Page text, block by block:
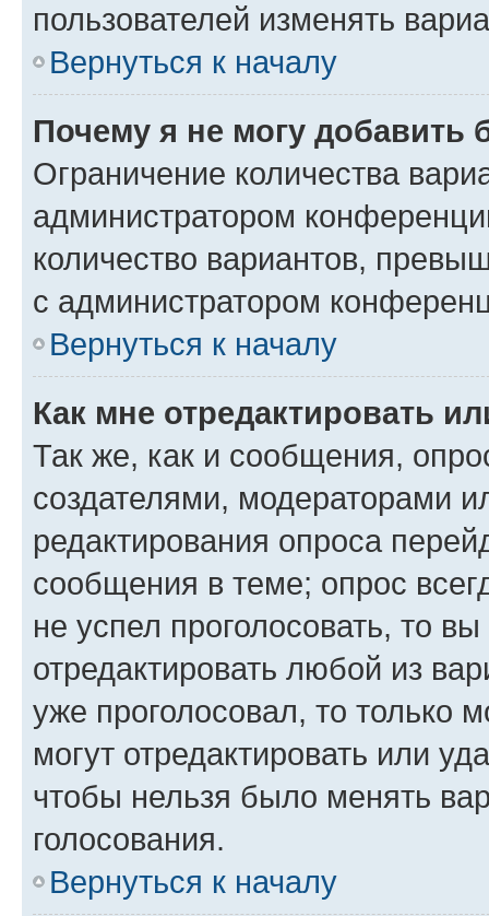
пользователей изменять
Вернуться к началу
Почему я не могу добавить
Ограничение количества
администратором
количество вариантов,
с администратором
Вернуться к началу
Как мне отредактировать
Так же, как и сообщения,
создателями, модераторами
редактирования опроса
сообщения в теме; опрос
не успел проголосовать, то
отредактировать любой из
уже проголосовал, то только
могут отредактировать или
чтобы нельзя было менять
голосования.
Вернуться к началу